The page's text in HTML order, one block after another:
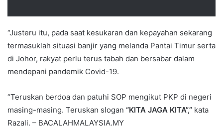
“Justeru itu, pada saat kesukaran dan kepayahan sekarang
termasuklah situasi banjir yang melanda Pantai Timur serta
di Johor, rakyat perlu terus tabah dan bersabar dalam
mendepani pandemik Covid-19.
“Teruskan berdoa dan patuhi SOP mengikut PKP di negeri
masing-masing. Teruskan slogan “KITA JAGA KITA”,” kata
Razali. – BACALAHMALAYSIA.MY